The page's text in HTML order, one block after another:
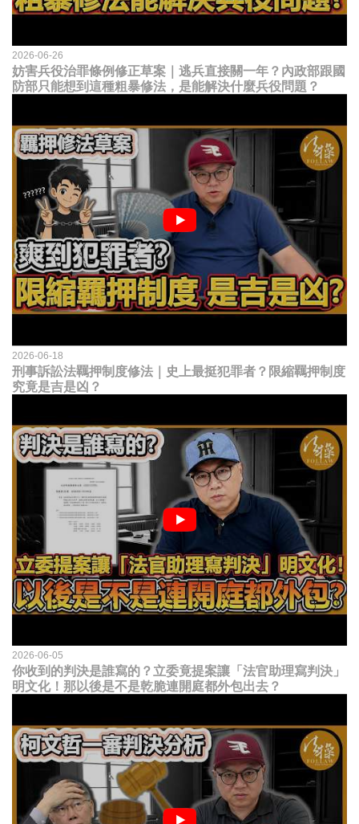
2026-06-26
妨害兵役治罪條例修正草案｜逃兵直接關一年？內政部跟國
防部只能想到這種粗暴修法，是能解決什麼兵役問題？
2026-06-18
刑事訴訟法羈押制度修法｜史上最挺犯罪者？限縮羈押制度
究竟是吉是凶？
2026-06-05
你收到的判決是誰寫的？立委竟提案讓「法官助理寫判決」
明文化！那以後是不是乾脆連開庭都外包出去？